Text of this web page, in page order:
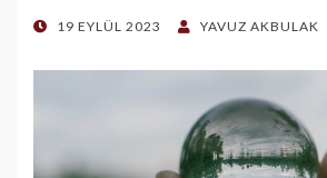
POSTED
19 EYLÜL 2023 YAVUZ AKBULAK